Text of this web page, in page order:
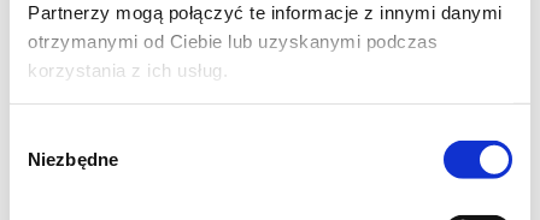
Partnerzy mogą połączyć te informacje z innymi danymi
otrzymanymi od Ciebie lub uzyskanymi podczas
korzystania z ich usług.
zgody
Niezbędne